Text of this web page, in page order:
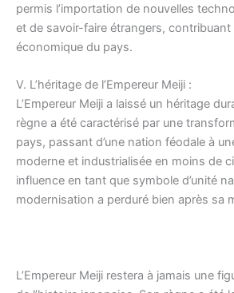
permis l’importation de nouvelles
et de savoir-faire étrangers, contribuant
économique du pays.
V. L’héritage de l’Empereur Meiji :
L’Empereur Meiji a laissé un héritage
règne a été caractérisé par une
pays, passant d’une nation féodale à
moderne et industrialisée en moins de
influence en tant que symbole d’unité
modernisation a perduré bien après sa
L’Empereur Meiji restera à jamais une